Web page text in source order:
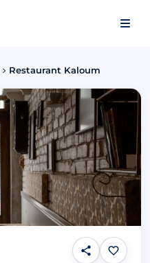
Restaurant Kaloum